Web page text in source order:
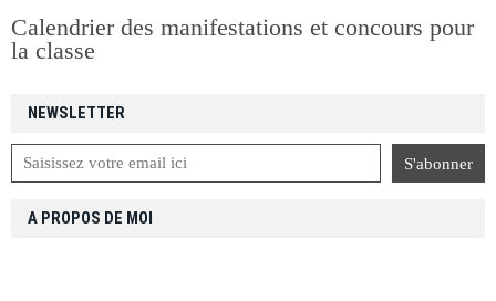
NEWSLETTER
Calendrier des manifestations et concours pour
la classe
A PROPOS DE MOI